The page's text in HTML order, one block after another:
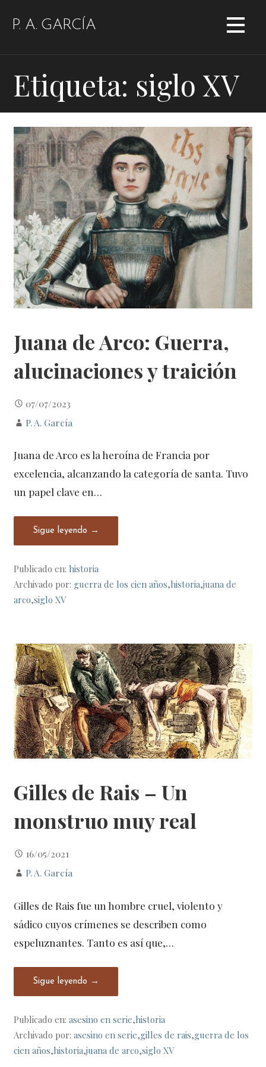
P. A. GARCÍA
Etiqueta: siglo XV
Juana de Arco: Guerra,
alucinaciones y traición
07/07/2023
P. A. García
Juana de Arco es la heroína de Francia por
excelencia, alcanzando la categoría de santa. Tuvo
un papel clave en…
Sigue leyendo →
Publicado en: historia
Archivado por: guerra de los cien años,historia,juana de
arco,siglo XV
Gilles de Rais – Un
monstruo muy real
16/05/2021
P. A. García
Gilles de Rais fue un hombre cruel, violento y
sádico cuyos crímenes se describen como
espeluznantes. Tanto es así que,…
Sigue leyendo →
Publicado en:asesino en serie,historia
Archivado por:asesino en serie,gilles de rais,guerra de los
cien años,historia,juana de arco,siglo XV